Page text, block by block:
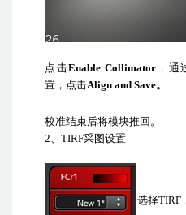
点击Enable Collimator，通
置，点击Align and Save。
校准结束后将模块推回。
2
TIRF采图设置
选择TIRF